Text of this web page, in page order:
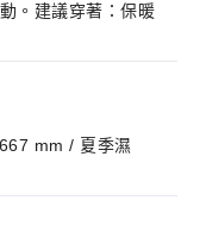
。建議穿著：保暖
mm / 夏季濕